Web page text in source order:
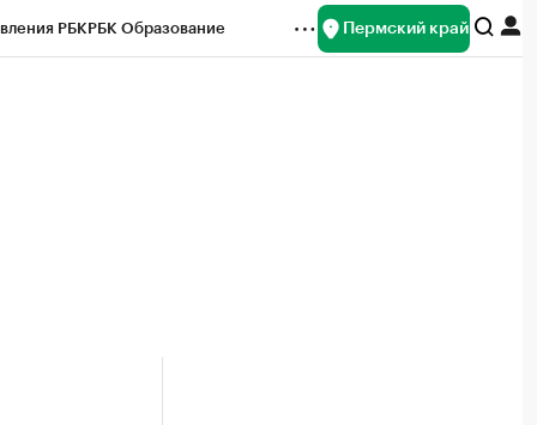
РБКРБК Образование Пермский край